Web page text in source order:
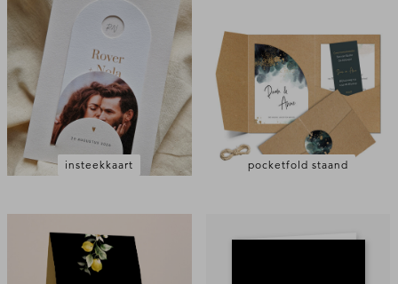
insteekkaart pocketfold staand